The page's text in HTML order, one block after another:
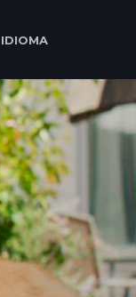
IDIOMA